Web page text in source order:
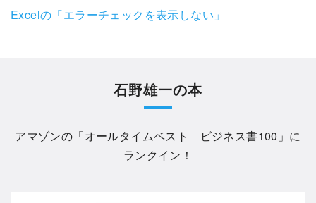
Excelの「エラーチェックを表示しない」
石野雄一の本
アマゾンの「オールタイムベスト ビジネス書100 」に
ランクイン！